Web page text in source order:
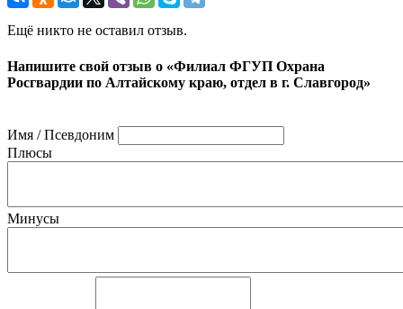
Ещё никто не оставил отзыв.
Напишите свой отзыв о «Филиал ФГУП Охрана
Росгвардии по Алтайскому краю, отдел в г. Славгород»
Имя / Псевдоним
Плюсы
Минусы